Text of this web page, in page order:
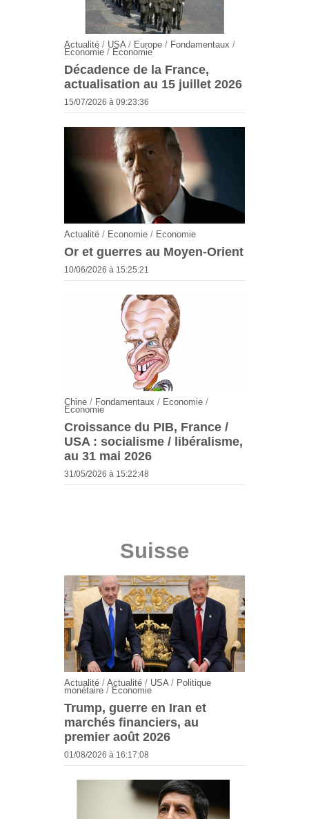
Actualité/ USA/ Europe/ Fondamentaux /
Economie/ Economie
Décadence de la France,
actualisation au 15 juillet 2026
15/07/2026 à 09:23:36
Actualité/ Economie/ Economie
Or et guerres au Moyen-Orient
10/06/2026 à 15:25:21
Chine/ Fondamentaux / Economie/
Economie
Croissance du PIB, France /
USA : socialisme / libéralisme,
au 31 mai 2026
31/05/2026 à 15:22:48
Suisse
Actualité/ Actualité/ USA/ Politique
monétaire/ Economie
Trump, guerre en Iran et
marchés financiers, au
premier août 2026
01/08/2026 à 16:17:08